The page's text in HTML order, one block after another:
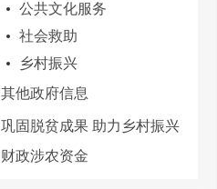
公共文化服务
社会救助
乡村振兴
其他政府信息
巩固脱贫成果 助力乡村振兴
财政涉农资金